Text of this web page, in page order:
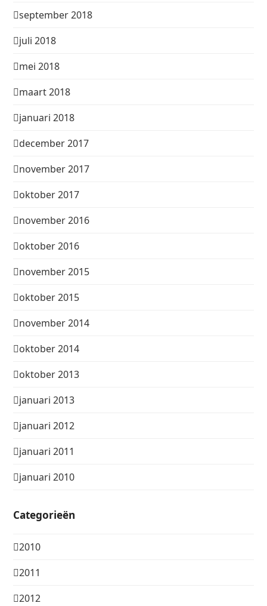
september 2018
juli 2018
mei 2018
maart 2018
januari 2018
december 2017
november 2017
oktober 2017
november 2016
oktober 2016
november 2015
oktober 2015
november 2014
oktober 2014
oktober 2013
januari 2013
januari 2012
januari 2011
januari 2010
Categorieën
2010
2011
2012